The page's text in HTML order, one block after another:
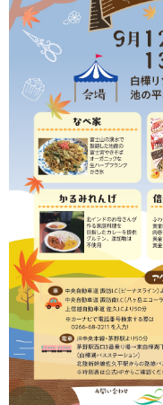
今日の営業情報
池の平ホテル
お食事
客室 新本館
ペットok ト